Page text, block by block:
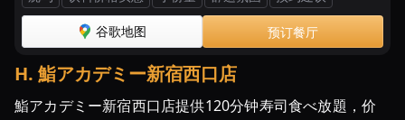
谷歌地图 预订餐厅
H. 鮨アカデミー新宿西口店
鮨アカデミー新宿西口店提供120分钟寿司食べ放題，价